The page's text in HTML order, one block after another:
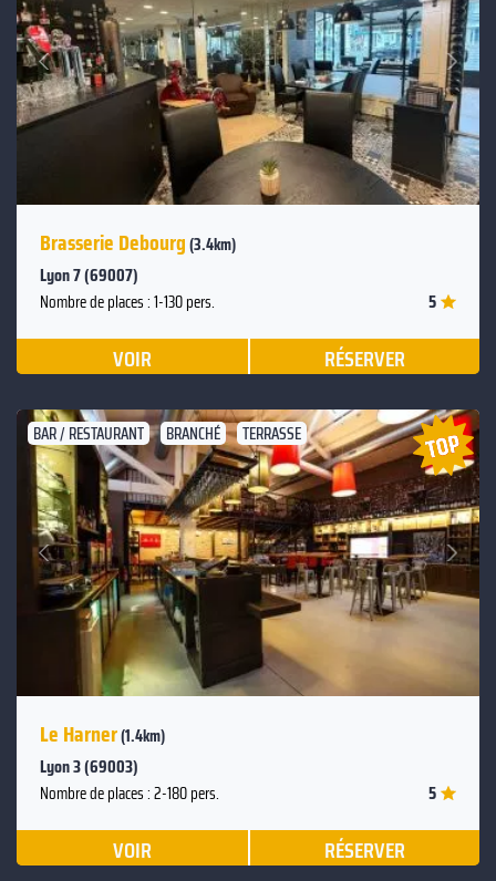
Précédent
Suivant
Brasserie Debourg(3.4km)
Lyon 7 (69007)
Nombre de places : 1-130 pers. 5
VOIR RÉSERVER
BAR / RESTAURANT BRANCHÉ TERRASSE
Précédent
Suivant
Le Harner(1.4km)
Lyon 3 (69003)
Nombre de places : 2-180 pers. 5
VOIR RÉSERVER